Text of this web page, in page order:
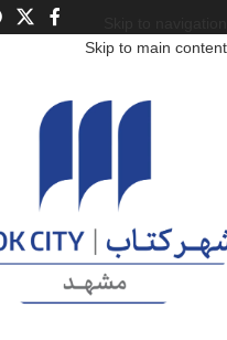
Skip to main content